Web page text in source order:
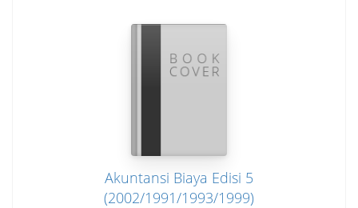
Akuntansi Biaya Edisi 5
(2002/1991/1993/1999)